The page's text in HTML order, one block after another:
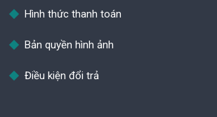
Hình thức thanh toán
Bản quyền hình ảnh
Điều kiện đổi trả